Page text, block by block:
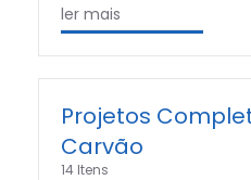
ler mais
Projetos
Carvão
14 Itens